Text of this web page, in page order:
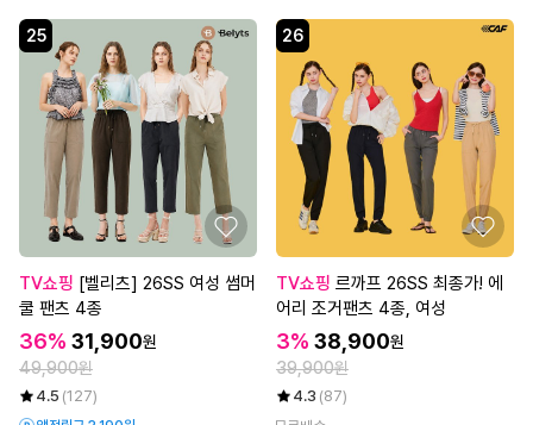
25
TV쇼핑
쿨 팬츠 4종
36% 31,900원
49,900원
4.5 (127)
26
TV쇼핑
어리 조거팬츠 4종, 여성
3% 38,900원
39,900원
4.3 (87)